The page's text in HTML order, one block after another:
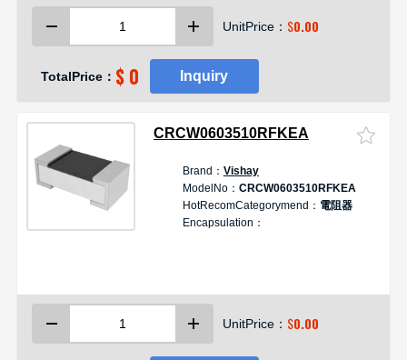
UnitPrice： $0.00
TotalPrice： $ 0 Inquiry
CRCW0603510RFKEA
Brand： Vishay
ModelNo： CRCW0603510RFKEA
HotRecomCategorymend： 電阻器
Encapsulation：
UnitPrice： $0.00